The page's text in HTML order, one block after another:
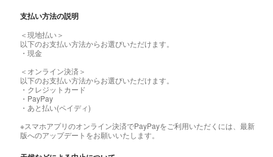
支払い方法の説明
＜現地払い＞
以下のお支払い方法からお選びいただけます。
・現金
＜オンライン決済＞
以下のお支払い方法からお選びいただけます。
・クレジットカード
・PayPay
・あと払い(ペイディ)
※スマホアプリのオンライン決済でPayPayをご利用いただくには、最新
版へのアップデートをお願いいたします。